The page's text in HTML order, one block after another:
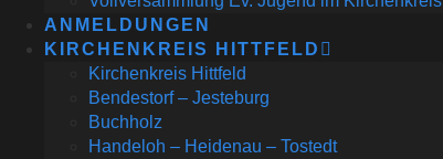
ANMELDUNGEN
KIRCHENKREIS HITTFELD
Kirchenkreis Hittfeld
Bendestorf – Jesteburg
Buchholz
Handeloh – Heidenau – Tostedt